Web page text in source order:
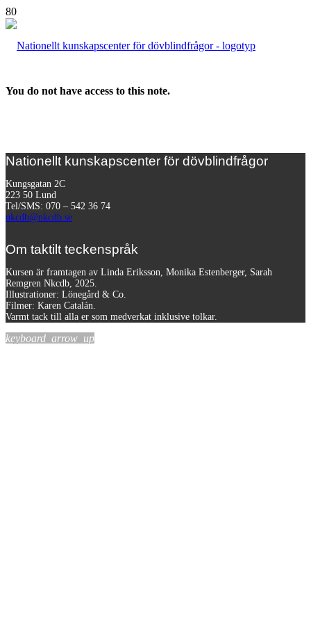
You do not have access to this note.
Nationellt kunskapscenter för dövblindfrågor
Kungsgatan 2C
223 50 Lund
Tel/SMS: 070 – 542 36 74
nkcdb@nkcdb.se
Om taktilt teckenspråk
Kursen är framtagen av Linda Eriksson, Monika Estenberger, Sarah
Remgren Nkcdb, 2025.
Illustrationer: Lönegård & Co.
Filmer: Karen Catalán.
Varmt tack till alla er som medverkat inklusive tolkar.
keyboard_arrow_up